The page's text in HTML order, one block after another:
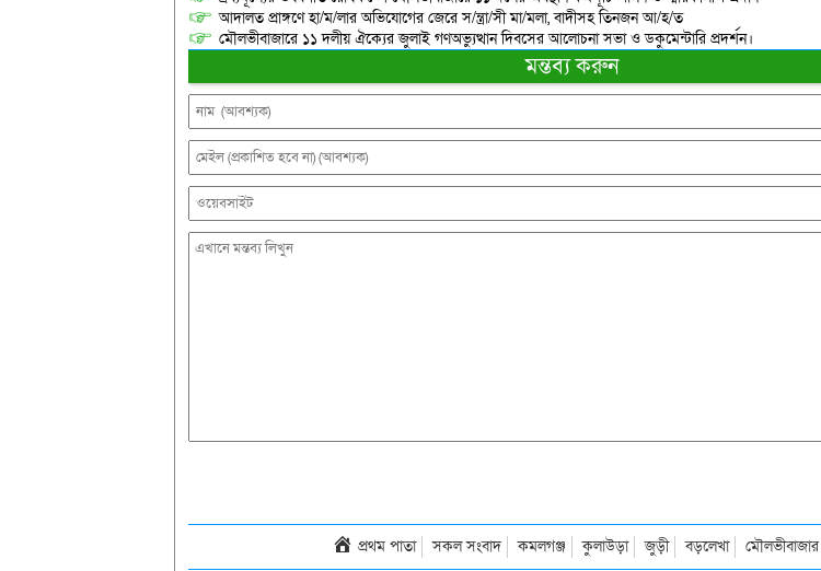
আদালত প্রাঙ্গণে হা/ম/লার অভিযোগের জেরে স/ন্ত্রা/সী মা/মলা, বাদীসহ তিনজন আ/হ/ত
মৌলভীবাজারে ১১ দলীয় ঐক্যের জুলাই গণঅভ্যুত্থান দিবসের আলোচনা সভা ও ডকুমেন্টারি প্রদর্শন।
মন্তব্য করুন
প্রথম পাতা সকল সংবাদ কমলগঞ্জ কুলাউড়া জুড়ী বড়লেখা মৌলভীবাজার